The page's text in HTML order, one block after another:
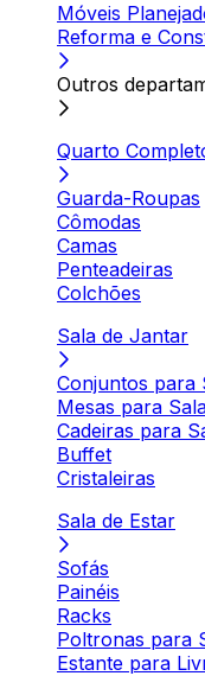
Móveis
Reforma e
Outros
Quarto
Guarda-Roupas
Cômodas
Camas
Penteadeiras
Colchões
Sala de Jantar
Conjuntos para
Mesas para
Cadeiras para
Buffet
Cristaleiras
Sala de Estar
Sofás
Painéis
Racks
Poltronas para
Estante para